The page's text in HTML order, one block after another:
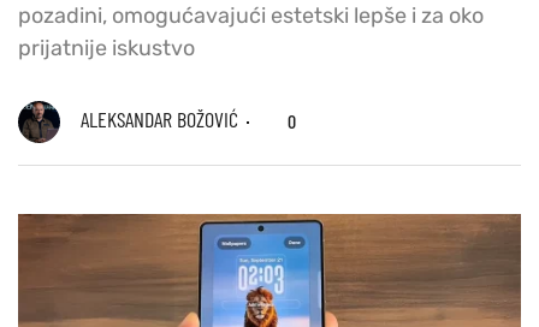
pozadini, omogućavajući estetski lepše i za oko
prijatnije iskustvo
ALEKSANDAR BOŽOVIĆ 0